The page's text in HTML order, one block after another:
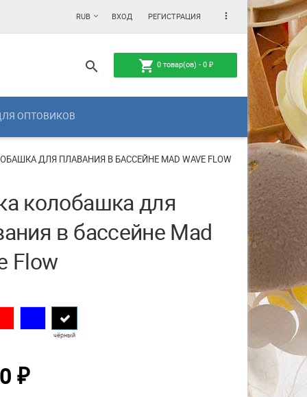
RUB ВХОД РЕГИСТРАЦИЯ more_vert
search shopping_cart 0товар(ов) - 0 ₽
ОПТОВИКОВ
ДЛЯ ПЛАВАНИЯ В БАССЕЙНЕ MAD WAVE FLOW
колобашка для
в бассейне Mad
Flow
чёрный
₽